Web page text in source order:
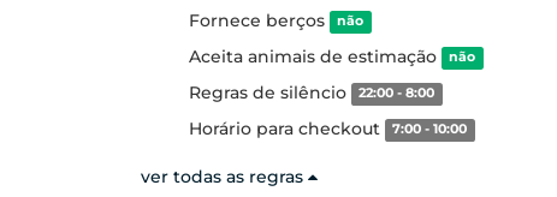
Fornece berços não
Aceita animais de estimação não
Regras de silêncio 22:00 - 8:00
Horário para checkout 7:00 - 10:00
ver todas as regras